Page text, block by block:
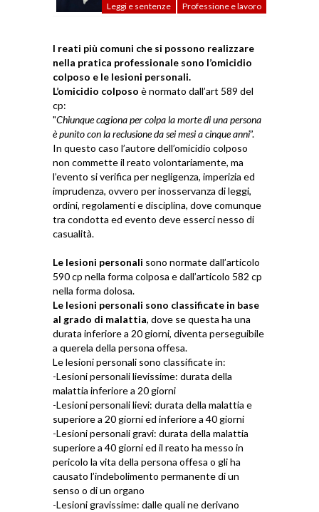
Leggi e sentenze Professione e lavoro
I reati più comuni che si possono realizzare
nella pratica professionale sono l’omicidio
colposo e le lesioni personali.
L’omicidio colposo è normato dall’art 589 del
cp:
"Chiunque cagiona per colpa la morte di una persona
è punito con la reclusione da sei mesi a cinque anni”.
In questo caso l’autore dell’omicidio colposo
non commette il reato volontariamente, ma
l’evento si verifica per negligenza, imperizia ed
imprudenza, ovvero per inosservanza di leggi,
ordini, regolamenti e disciplina, dove comunque
tra condotta ed evento deve esserci nesso di
casualità.
Le lesioni personali sono normate dall’articolo
590 cp nella forma colposa e dall’articolo 582 cp
nella forma dolosa.
Le lesioni personali sono classificate in base
al grado di malattia, dove se questa ha una
durata inferiore a 20 giorni, diventa perseguibile
a querela della persona offesa.
Le lesioni personali sono classificate in:
-Lesioni personali lievissime: durata della
malattia inferiore a 20 giorni
-Lesioni personali lievi: durata della malattia e
superiore a 20 giorni ed inferiore a 40 giorni
-Lesioni personali gravi: durata della malattia
superiore a 40 giorni ed il reato ha messo in
pericolo la vita della persona offesa o gli ha
causato l’indebolimento permanente di un
senso o di un organo
-Lesioni gravissime: dalle quali ne derivano